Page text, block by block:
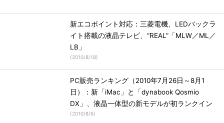
新エコポイント対応：三菱電機、LEDバックラ
イト搭載の液晶テレビ、“REAL”「MLW／ML／
LB」
(2010/8/18)
PC販売ランキング（2010年7月26日～8月1
日）：新「iMac」と「dynabook Qosmio
DX」、液晶一体型の新モデルが初ランクイン
(2010/8/6)